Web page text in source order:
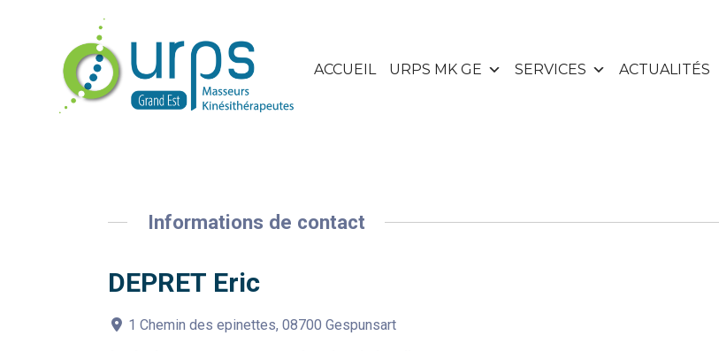
ACCUEIL URPS MK GE SERVICES ACTUALITÉS
Informations de contact
DEPRET Eric
1 Chemin des epinettes, 08700 Gespunsart